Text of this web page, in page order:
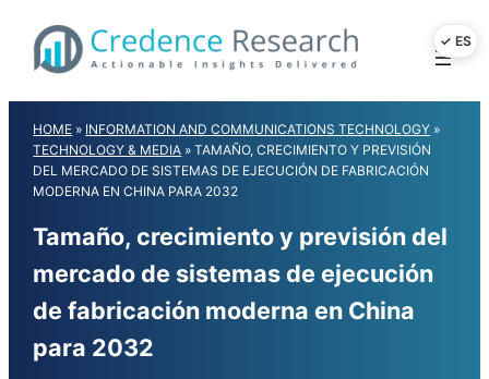
content
HOME » INFORMATION AND COMMUNICATIONS TECHNOLOGY »
TECHNOLOGY & MEDIA »TAMAÑO, CRECIMIENTO Y PREVISIÓN
DEL MERCADO DE SISTEMAS DE EJECUCIÓN DE FABRICACIÓN
MODERNA EN CHINA PARA 2032
Tamaño, crecimiento y previsión del
mercado de sistemas de ejecución
de fabricación moderna en China
para 2032